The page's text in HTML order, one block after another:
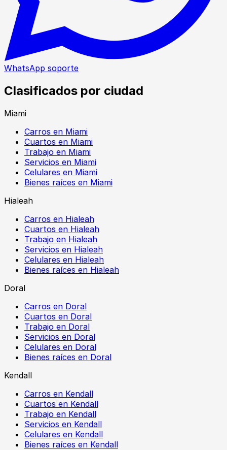
WhatsApp soporte
Clasificados por ciudad
Miami
Carros en Miami
Cuartos en Miami
Trabajo en Miami
Servicios en Miami
Celulares en Miami
Bienes raíces en Miami
Hialeah
Carros en Hialeah
Cuartos en Hialeah
Trabajo en Hialeah
Servicios en Hialeah
Celulares en Hialeah
Bienes raíces en Hialeah
Doral
Carros en Doral
Cuartos en Doral
Trabajo en Doral
Servicios en Doral
Celulares en Doral
Bienes raíces en Doral
Kendall
Carros en Kendall
Cuartos en Kendall
Trabajo en Kendall
Servicios en Kendall
Celulares en Kendall
Bienes raíces en Kendall